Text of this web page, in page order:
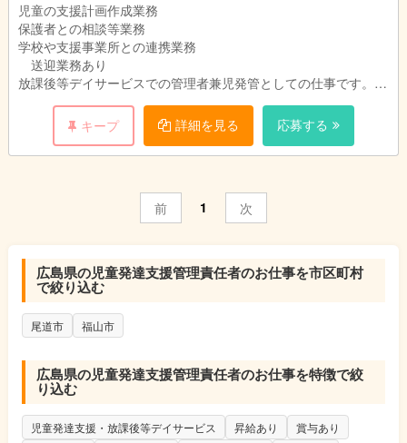
児童の支援計画作成業務
保護者との相談等業務
学校や支援事業所との連携業務
送迎業務あり
放課後等デイサービスでの管理者兼児発管としての仕事です。
児童の支援計画作成業務、保護者との相談等業務、
学校や支援事業所との連携業務、送迎業務などのお仕事と施設の
管理をお願いします。
キープ 詳細を見る 応募する
前 1 次
広島県の児童発達支援管理責任者のお仕事を市区町村
で絞り込む
尾道市 福山市
広島県の児童発達支援管理責任者のお仕事を特徴で絞
り込む
児童発達支援・放課後等デイサービス 昇給あり
賞与あり